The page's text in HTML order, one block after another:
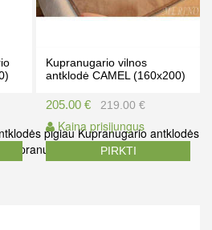
Kupranugario vilnos
antklodė CAMEL (160x200)
205.00 €
Kaina prisijungus
219.00 €
PIRKTI
pigiau Kupranugario antklodės
Kupranugario patalynė Vilnos